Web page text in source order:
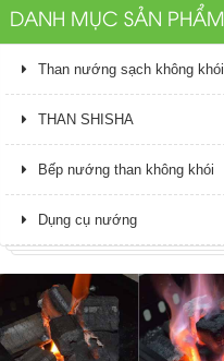
DANH MỤC SẢN PHẨM
Than nướng sạch không khói
THAN SHISHA
Bếp nướng than không khói
Dụng cụ nướng